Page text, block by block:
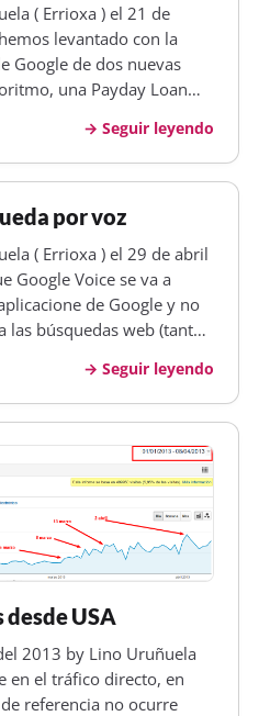
( Errioxa ) el 21 de
levantado con la
Google de dos nuevas
una Payday Loan
de porno de de "cómo
y que no d…
Seguir leyendo
por voz
( Errioxa ) el 29 de abril
Google Voice se va a
de Google y no
las búsquedas web (tanto
de la búsqueda por voz,
Seguir leyendo
USA
2013 by Lino Uruñuela
en el tráfico directo, en
referencia no ocurre